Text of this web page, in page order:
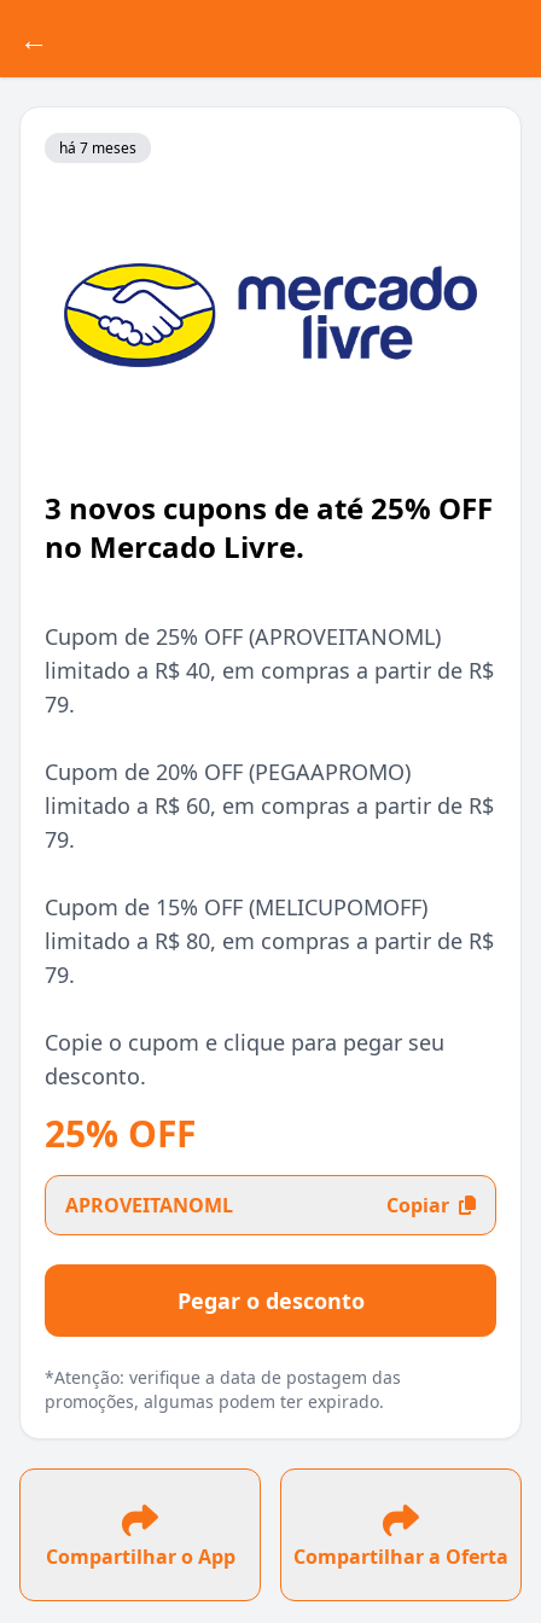
←
há 7 meses
3 novos cupons de até 25% OFF
no Mercado Livre.
Cupom de 25% OFF (APROVEITANOML)
limitado a R$ 40, em compras a partir de R$
79.
Cupom de 20% OFF (PEGAAPROMO)
limitado a R$ 60, em compras a partir de R$
79.
Cupom de 15% OFF (MELICUPOMOFF)
limitado a R$ 80, em compras a partir de R$
79.
Copie o cupom e clique para pegar seu
desconto.
25% OFF
APROVEITANOML Copiar
Pegar o desconto
*Atenção: verifique a data de postagem das
promoções, algumas podem ter expirado.
Compartilhar o App Compartilhar a Oferta